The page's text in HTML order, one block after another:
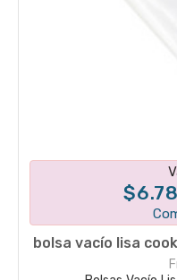
bolsa vacío lisa